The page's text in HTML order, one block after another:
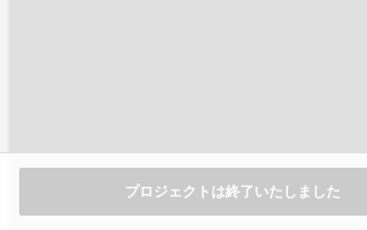
プロジェクトは終了いたしました